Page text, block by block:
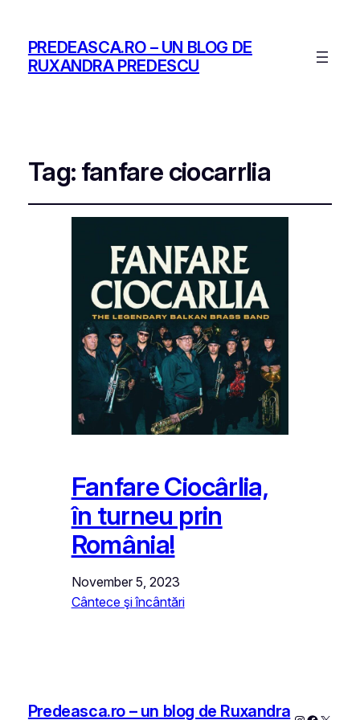
PREDEASCA.RO – UN BLOG DE
RUXANDRA PREDESCU
Tag: fanfare ciocarrlia
Fanfare Ciocârlia,
în turneu prin
România!
November 5, 2023
Cântece şi încântări
Predeasca.ro – un blog de Ruxandra